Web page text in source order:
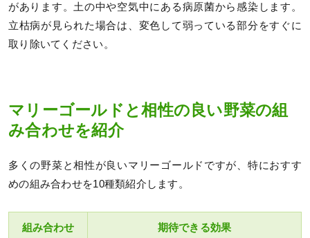
があります。土の中や空気中にある病原菌から感染します。
立枯病が見られた場合は、変色して弱っている部分をすぐに
取り除いてください。
マリーゴールドと相性の良い野菜の組
み合わせを紹介
多くの野菜と相性が良いマリーゴールドですが、特におすす
めの組み合わせを10種類紹介します。
組み合わせ 期待できる効果